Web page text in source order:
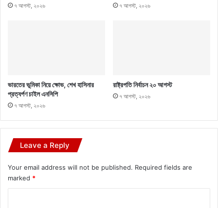
৭ আগস্ট, ২০২৬ ৭ আগস্ট, ২০২৬
ভারতের ভূমিকা নিয়ে ক্ষোভ, শেখ হাসিনার
প্রত্যর্পণ চাইল এনসিপি
৭ আগস্ট, ২০২৬
রাষ্ট্রপতি নির্বাচন ২০ আগস্ট
৭ আগস্ট, ২০২৬
Leave a Reply
Your email address will not be published. Required fields are
marked *